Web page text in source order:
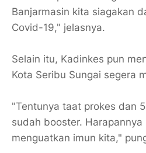
Banjarmasin kita siagakan
Covid-19," jelasnya.
Selain itu, Kadinkes pun
Kota Seribu Sungai segera
"Tentunya taat prokes dan
sudah booster.
menguatkan imun kita,"